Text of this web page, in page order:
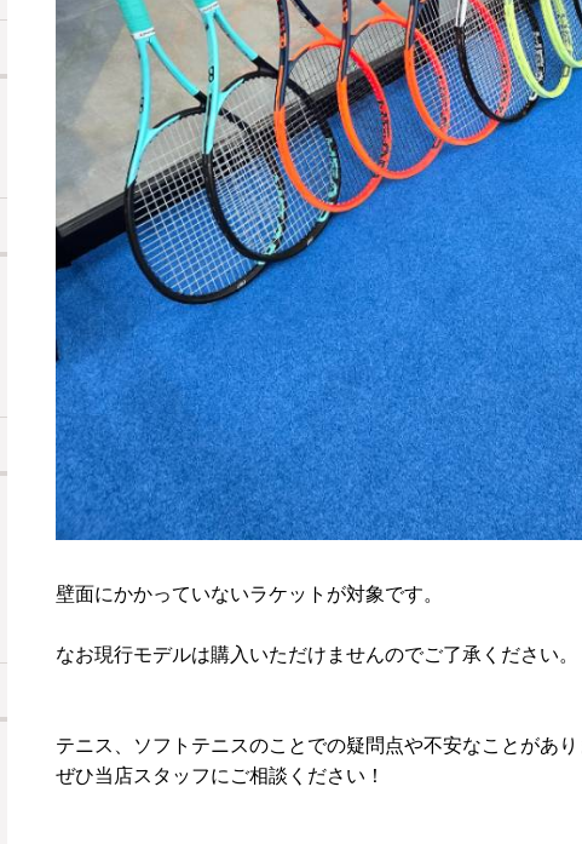
壁面にかかっていないラケットが対象です。
なお現行モデルは購入いただけませんのでご了承ください。
テニス、ソフトテニスのことでの疑問点や不安なことがあり
ぜひ当店スタッフにご相談ください！